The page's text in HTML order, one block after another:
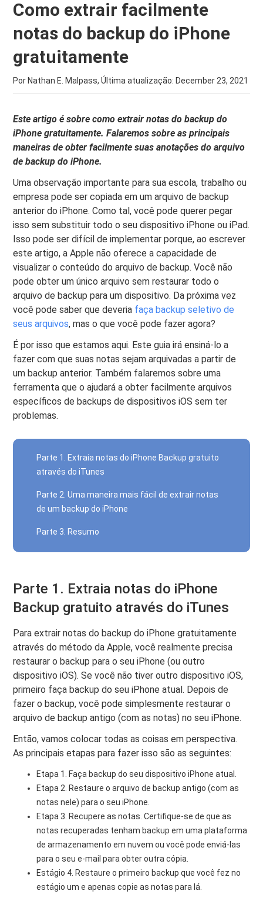
Como extrair facilmente
notas do backup do iPhone
gratuitamente
Por Nathan E. Malpass, Última atualização: December 23, 2021
Este artigo é sobre como extrair notas do backup do
iPhone gratuitamente. Falaremos sobre as principais
maneiras de obter facilmente suas anotações do arquivo
de backup do iPhone.
Uma observação importante para sua escola, trabalho ou
empresa pode ser copiada em um arquivo de backup
anterior do iPhone. Como tal, você pode querer pegar
isso sem substituir todo o seu dispositivo iPhone ou iPad.
Isso pode ser difícil de implementar porque, ao escrever
este artigo, a Apple não oferece a capacidade de
visualizar o conteúdo do arquivo de backup. Você não
pode obter um único arquivo sem restaurar todo o
arquivo de backup para um dispositivo. Da próxima vez
você pode saber que deveria faça backup seletivo de
seus arquivos, mas o que você pode fazer agora?
É por isso que estamos aqui. Este guia irá ensiná-lo a
fazer com que suas notas sejam arquivadas a partir de
um backup anterior. Também falaremos sobre uma
ferramenta que o ajudará a obter facilmente arquivos
específicos de backups de dispositivos iOS sem ter
problemas.
Parte 1. Extraia notas do iPhone Backup gratuito
através do iTunes
Parte 2. Uma maneira mais fácil de extrair notas
de um backup do iPhone
Parte 3. Resumo
Parte 1. Extraia notas do iPhone
Backup gratuito através do iTunes
Para extrair notas do backup do iPhone gratuitamente
através do método da Apple, você realmente precisa
restaurar o backup para o seu iPhone (ou outro
dispositivo iOS). Se você não tiver outro dispositivo iOS,
primeiro faça backup do seu iPhone atual. Depois de
fazer o backup, você pode simplesmente restaurar o
arquivo de backup antigo (com as notas) no seu iPhone.
Então, vamos colocar todas as coisas em perspectiva.
As principais etapas para fazer isso são as seguintes:
Etapa 1. Faça backup do seu dispositivo iPhone atual.
Etapa 2. Restaure o arquivo de backup antigo (com as
notas nele) para o seu iPhone.
Etapa 3. Recupere as notas. Certifique-se de que as
notas recuperadas tenham backup em uma plataforma
de armazenamento em nuvem ou você pode enviá-las
para o seu e-mail para obter outra cópia.
Estágio 4. Restaure o primeiro backup que você fez no
estágio um e apenas copie as notas para lá.